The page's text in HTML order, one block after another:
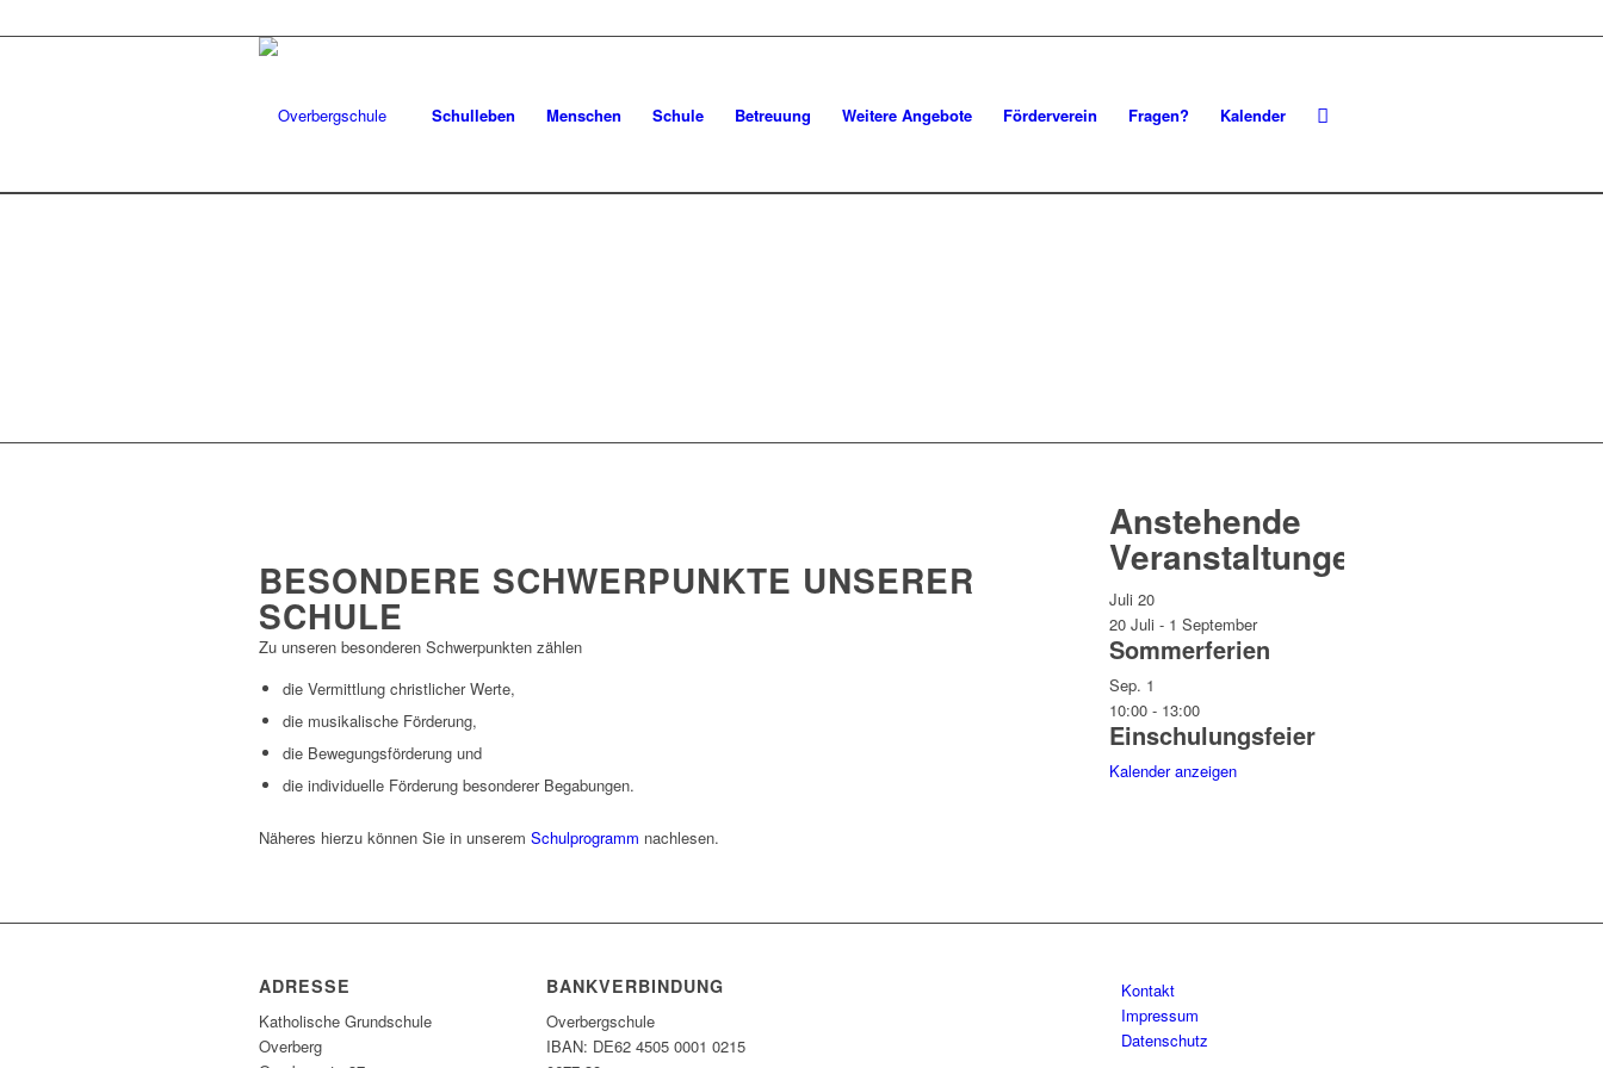
Schulleben Menschen Schule Betreuung Weitere Angebote Förderverein Fragen? Kalender
BESONDERE SCHWERPUNKTE UNSERER
SCHULE
Zu unseren besonderen Schwerpunkten zählen
die Vermittlung christlicher Werte,
die musikalische Förderung,
die Bewegungsförderung und
die individuelle Förderung besonderer Begabungen.
Näheres hierzu können Sie in unserem Schulprogramm nachlesen.
Anstehende
Veranstaltungen
Juli20
20 Juli - 1 September
Sommerferien
Sep. 1
10:00 - 13:00
Einschulungsfeier
Kalender anzeigen
ADRESSE
Katholische Grundschule
Overberg
BANKVERBINDUNG
Overbergschule
IBAN: DE62 4505 0001 0215
Kontakt
Impressum
Datenschutz